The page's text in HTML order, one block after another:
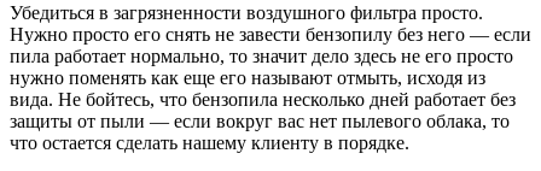
Убедиться в загрязненности воздушного фильтра просто.
Нужно просто его снять не завести бензопилу без него — если
пила работает нормально, то значит дело здесь не его просто
нужно поменять как еще его называют отмыть, исходя из
вида. Не бойтесь, что бензопила несколько дней работает без
защиты от пыли — если вокруг вас нет пылевого облака, то
что остается сделать нашему клиенту в порядке.